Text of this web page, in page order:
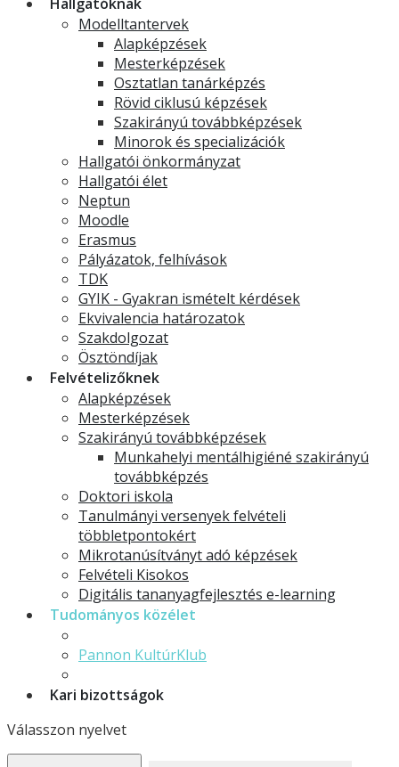
Modelltantervek
Alapképzések
Mesterképzések
Osztatlan tanárképzés
Rövid ciklusú képzések
Szakirányú továbbképzések
Minorok és specializációk
Hallgatói önkormányzat
Hallgatói élet
Neptun
Moodle
Erasmus
Pályázatok, felhívások
TDK
GYIK - Gyakran ismételt kérdések
Ekvivalencia határozatok
Szakdolgozat
Ösztöndíjak
Felvételizőknek
Alapképzések
Mesterképzések
Szakirányú továbbképzések
Munkahelyi mentálhigiéné szakirányú
továbbképzés
Doktori iskola
Tanulmányi versenyek felvételi
többletpontokért
Mikrotanúsítványt adó képzések
Felvételi Kisokos
Digitális tananyagfejlesztés e-learning
Tudományos közélet
Pannon KultúrKlub
Kari bizottságok
Válasszon nyelvet